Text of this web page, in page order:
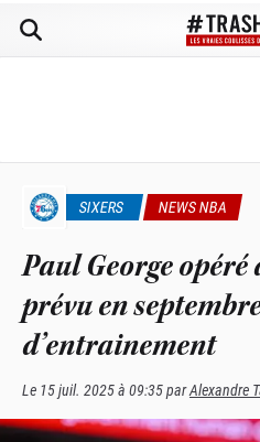
SIXERS NEWS NBA
Paul George
prévu en
d’entrainement
Le 15 juil. 2025 à 09:35parAlexandre